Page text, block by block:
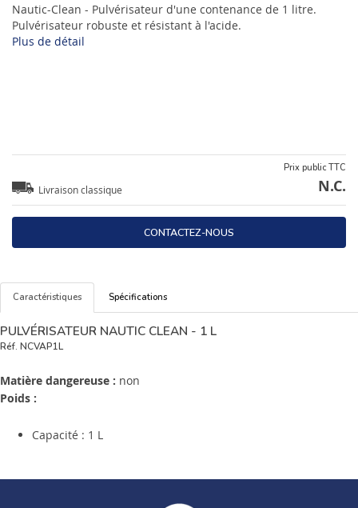
Nautic-Clean - Pulvérisateur d'une contenance de 1 litre.
Pulvérisateur robuste et résistant à l'acide.
Plus de détail
Livraison classique
Prix public TTC
N.C.
CONTACTEZ-NOUS
Caractéristiques Spécifications
PULVÉRISATEUR NAUTIC CLEAN - 1 L
Réf. NCVAP1L
Matière dangereuse : non
Poids :
Capacité : 1 L